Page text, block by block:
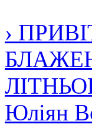
›
Юліян